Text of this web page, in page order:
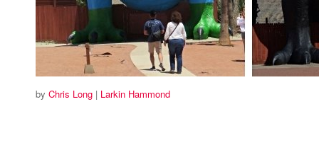
by Chris Long | Larkin Hammond